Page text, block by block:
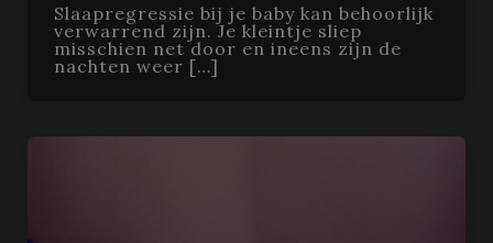
Slaapregressie bij je baby kan behoorlijk
verwarrend zijn. Je kleintje sliep
misschien net door en ineens zijn de
nachten weer […]